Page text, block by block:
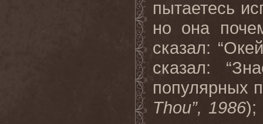
пытаетесь
но она
сказал:
сказал:
популярных
Thou”, 1986);